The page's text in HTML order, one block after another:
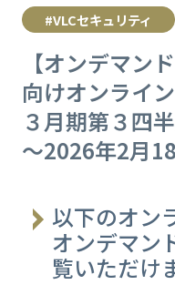
#VLCセキュリティ
【オンデマン
向けオンライ
３月期第３四
～2026年2月
以下のオン
オンデマン
覧いただけ